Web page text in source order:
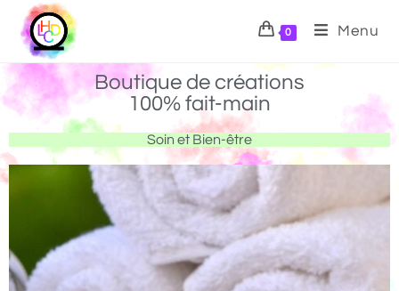
0 Menu
Boutique de créations
100% fait-main
Soin et Bien-être